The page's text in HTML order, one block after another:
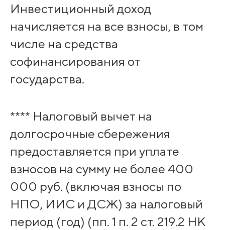
Инвестиционный доход
начисляется на все взносы, в том
числе на средства
софинансирования от
государства.
**** Налоговый вычет на
долгосрочные сбережения
предоставляется пpи уплате
взносов на сумму не более 400
000 руб. (включая взносы по
НПО, ИИС и ДСЖ) за налоговый
период (год) (пп. 1 п. 2 ст. 219.2 НК